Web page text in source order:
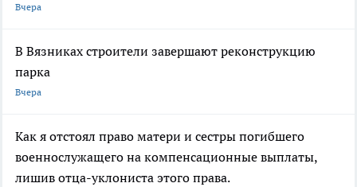
Вчера
В Вязниках строители завершают реконструкцию
парка
Вчера
Как я отстоял право матери и сестры погибшего
военнослужащего на компенсационные выплаты,
лишив отца-уклониста этого права.